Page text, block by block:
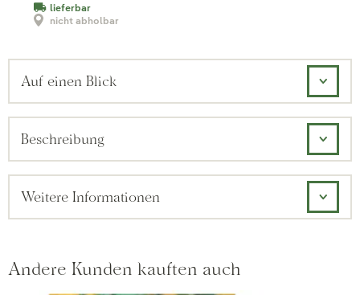
lieferbar
nicht abholbar
Auf einen Blick
Beschreibung
Weitere Informationen
Andere Kunden kauften auch